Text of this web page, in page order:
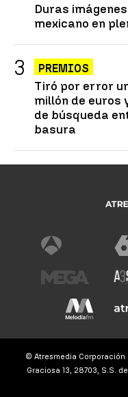
Duras
mexicano en
PREMIOS
Tiró por error
millón de euros
de búsqueda
basura
© Atresmedia Corporación
Graciosa 13, 28703, S.S.